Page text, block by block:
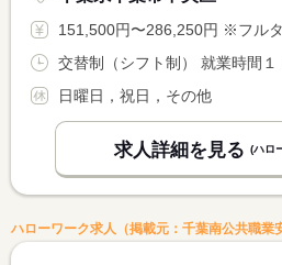
151,500円〜286,250円 ※フルタイム求人の場合は月額（換算額）、
日曜日，祝日，その他
求人詳細を見る (ハロ
ハローワーク求人（掲載元：千葉南公共職業